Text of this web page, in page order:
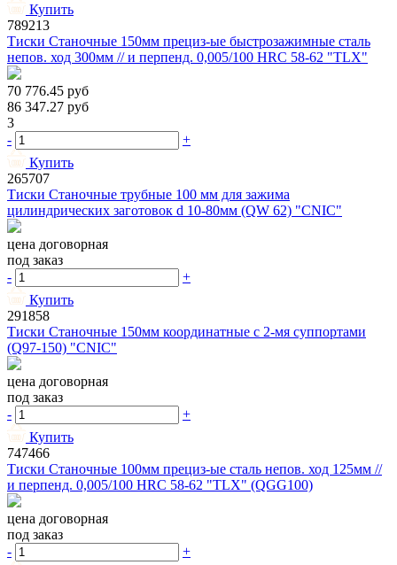
Купить
789213
Тиски Станочные 150мм прециз-ые быстрозажимные сталь
непов. ход 300мм // и перпенд. 0,005/100 HRС 58-62 "TLX"
70 776.45 руб
86 347.27 руб
3
-
+
Купить
265707
Тиски Станочные трубные 100 мм для зажима
цилиндрических заготовок d 10-80мм (QW 62) "CNIC"
цена договорная
под заказ
-
+
Купить
291858
Тиски Станочные 150мм координатные с 2-мя суппортами
(Q97-150) "CNIC"
цена договорная
под заказ
-
+
Купить
747466
Тиски Станочные 100мм прециз-ые сталь непов. ход 125мм //
и перпенд. 0,005/100 HRС 58-62 "TLX" (QGG100)
цена договорная
под заказ
-
+